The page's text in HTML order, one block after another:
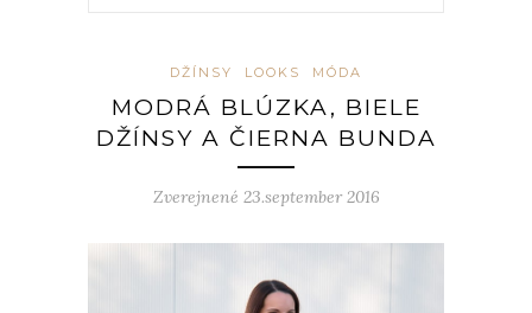
DŽÍNSY LOOKS MÓDA
MODRÁ BLÚZKA, BIELE
DŽÍNSY A ČIERNA BUNDA
Zverejnené 23.september 2016